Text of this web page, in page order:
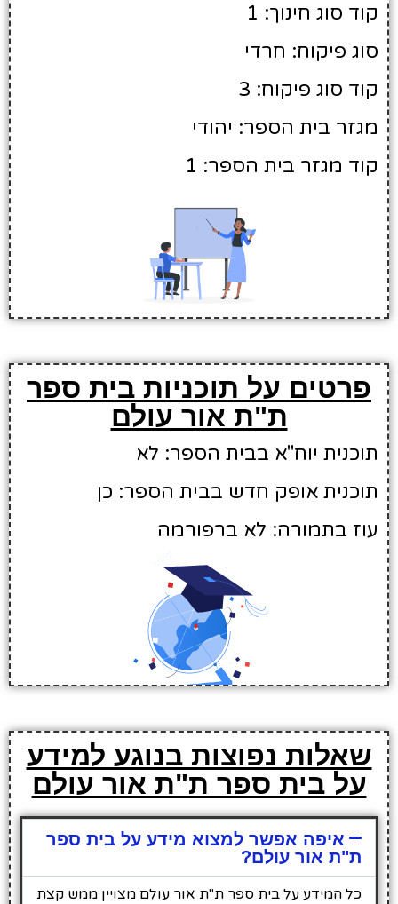
קוד סוג חינוך: 1
סוג פיקוח: חרדי
קוד סוג פיקוח: 3
מגזר בית הספר: יהודי
קוד מגזר בית הספר: 1
פרטים על תוכניות בית ספר
ת"ת אור עולם
תוכנית יוח"א בבית הספר: לא
תוכנית אופק חדש בבית הספר: כן
עוז בתמורה: לא ברפורמה
שאלות נפוצות בנוגע למידע
על בית ספר ת"ת אור עולם
איפה אפשר למצוא מידע על בית ספר
ת"ת אור עולם?
כל המידע על בית ספר ת"ת אור עולם מצויין ממש קצת